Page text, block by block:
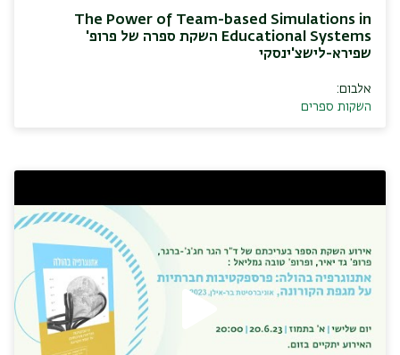
The Power of Team-based Simulations in
Educational Systems השקת ספרה של פרופ'
שפירא-לישצ'ינסקי
אלבום:
השקות ספרים